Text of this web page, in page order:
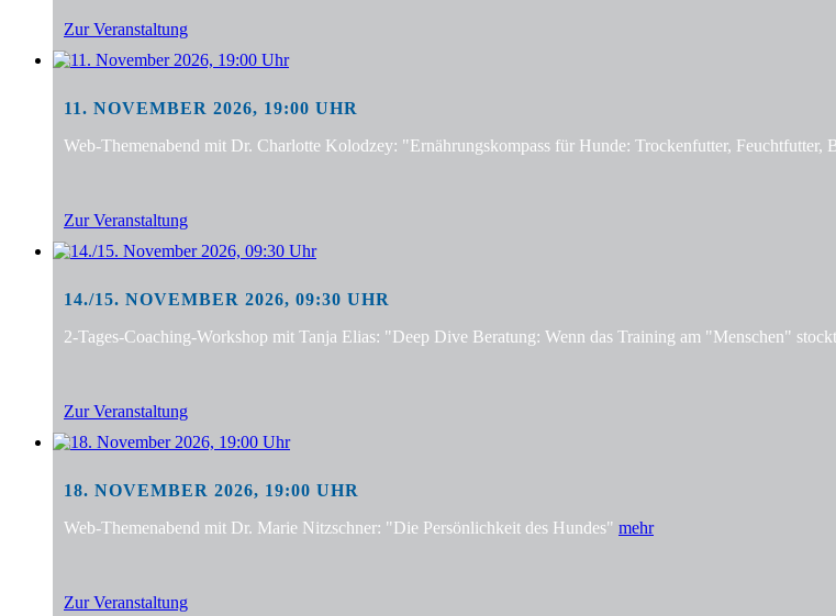
Zur Veranstaltung
11. NOVEMBER 2026, 19:00 UHR
Web-Themenabend mit Dr. Charlotte Kolodzey: "Ernährungskompass für Hunde: Trockenfutter,
Zur Veranstaltung
14./15. NOVEMBER 2026, 09:30 UHR
2-Tages-Coaching-Workshop mit Tanja Elias: "Deep Dive Beratung: Wenn das Training am "Menschen"
Zur Veranstaltung
18. NOVEMBER 2026, 19:00 UHR
Web-Themenabend mit Dr. Marie Nitzschner: "Die Persönlichkeit des Hundes" mehr
Zur Veranstaltung